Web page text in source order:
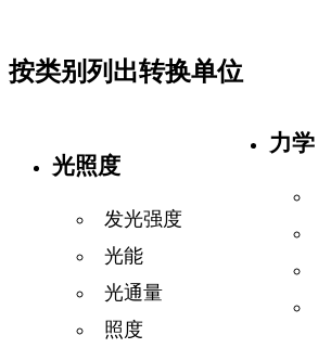
按类别列出转换单位
光照度
发光强度
光能
光通量
照度
力学